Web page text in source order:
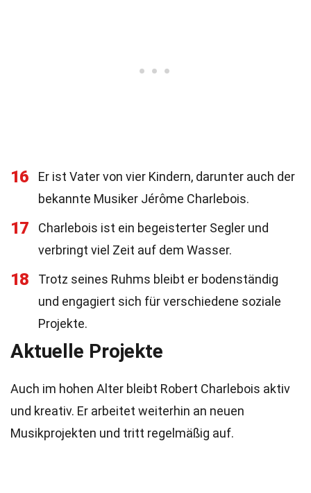
16
Er ist Vater von vier Kindern, darunter auch der
bekannte Musiker Jérôme Charlebois.
17
Charlebois ist ein begeisterter Segler und
verbringt viel Zeit auf dem Wasser.
18
Trotz seines Ruhms bleibt er bodenständig
und engagiert sich für verschiedene soziale
Projekte.
Aktuelle Projekte
Auch im hohen Alter bleibt Robert Charlebois aktiv
und kreativ. Er arbeitet weiterhin an neuen
Musikprojekten und tritt regelmäßig auf.